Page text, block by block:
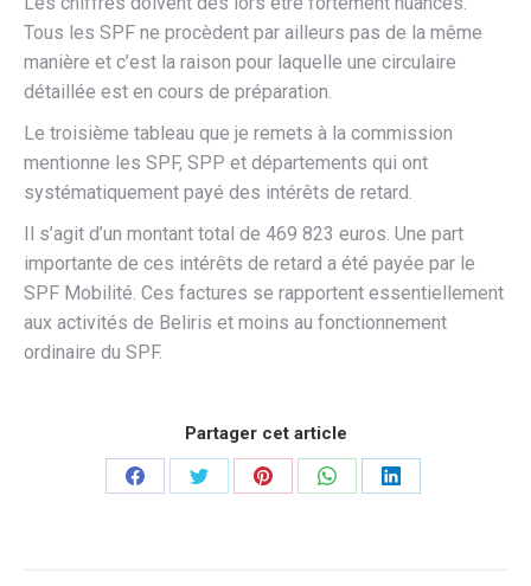
Tous les SPF ne procèdent par ailleurs pas de la même
manière et c’est la raison pour laquelle une circulaire
détaillée est en cours de préparation.
Le troisième tableau que je remets à la commission
mentionne les SPF, SPP et départements qui ont
systématiquement payé des intérêts de retard.
Il s’agit d’un montant total de 469 823 euros. Une part
importante de ces intérêts de retard a été payée par le
SPF Mobilité. Ces factures se rapportent essentiellement
aux activités de Beliris et moins au fonctionnement
ordinaire du SPF.
Partager cet article
PartagerPartagerPartagerPartagerPartager